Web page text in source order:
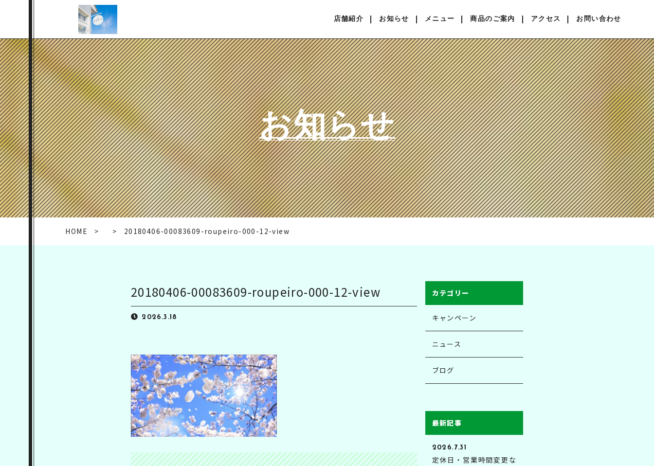
店舗紹介 お知らせ メニュー 商品のご案内 アクセス お問い合わせ
お知らせ
HOME 20180406-00083609-roupeiro-000-12-view
20180406-00083609-roupeiro-000-12-view
2026.3.18
カテゴリー
キャンペーン
ニュース
ブログ
最新記事
2026.7.31
定休日・営業時間変更な